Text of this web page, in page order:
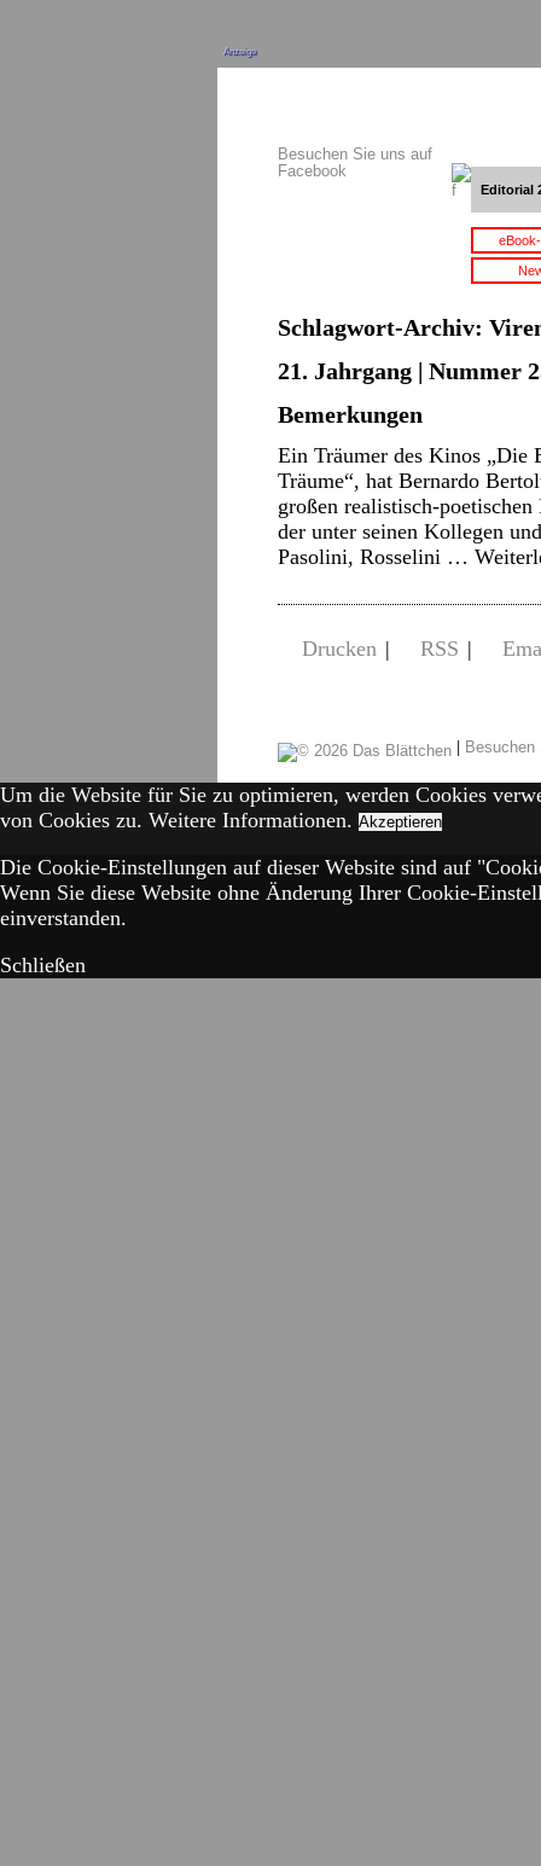
Anzeige
Besuchen Sie uns auf
Facebook
Editorial
Schlagwort-Archiv:
21. Jahrgang | Nummer
Bemerkungen
Ein Träumer des Kinos „Die
Träume“, hat Bernardo
großen realistisch-
der unter seinen Kollegen
Pasolini, Rosselini …
Drucken | RSS |
|
Um die Website für Sie zu optimieren, werden Cookies
von Cookies zu. Weitere Informationen. Akzeptieren
Die Cookie-Einstellungen auf dieser Website sind auf
Wenn Sie diese Website ohne Änderung Ihrer Cookie-
einverstanden.
Schließen